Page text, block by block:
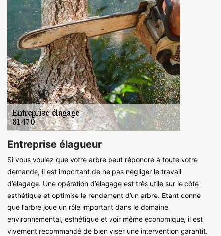
Entreprise élagueur
Si vous voulez que votre arbre peut répondre à toute votre
demande, il est important de ne pas négliger le travail
d’élagage. Une opération d’élagage est très utile sur le côté
esthétique et optimise le rendement d’un arbre. Etant donné
que l’arbre joue un rôle important dans le domaine
environnemental, esthétique et voir même économique, il est
vivement recommandé de bien viser une intervention garantit.